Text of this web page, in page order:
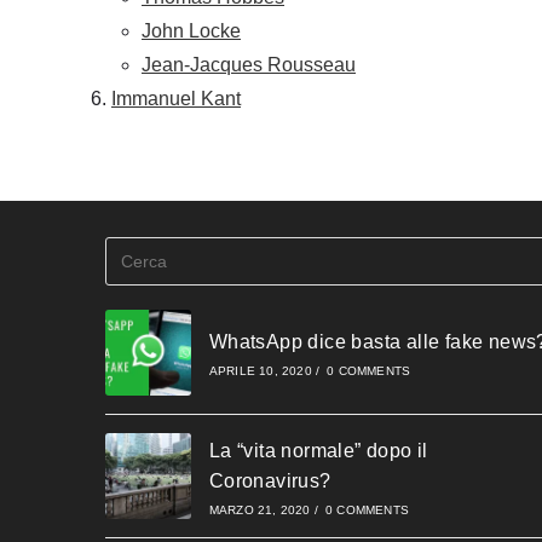
John Locke
Jean-Jacques Rousseau
Immanuel Kant
WhatsApp dice basta alle fake
APRILE 10, 2020 / 0 COMMENTS
La “vita normale” dopo il
Coronavirus?
MARZO 21, 2020 / 0 COMMENTS